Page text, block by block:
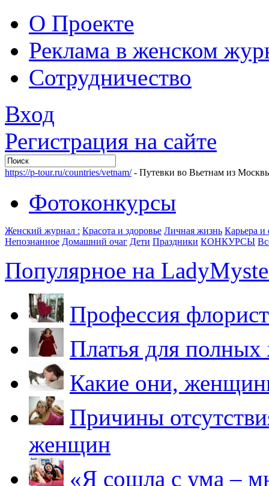
О Проекте
Реклама в женском
Сотрудничество
Вход
Регистрация на сайте
https://p-tour.ru/countries/vetnam/- Путевки во Вьетнам из
Фотоконкурсы
Женский журнал : Красота и здоровье Личная жизнь Карьера
Непознанное Домашний очаг Дети Праздники КОНКУРСЫ
Популярное на
Профессия
Платья для
Какие они,
Причины
женщин
«Я сошла с ума –